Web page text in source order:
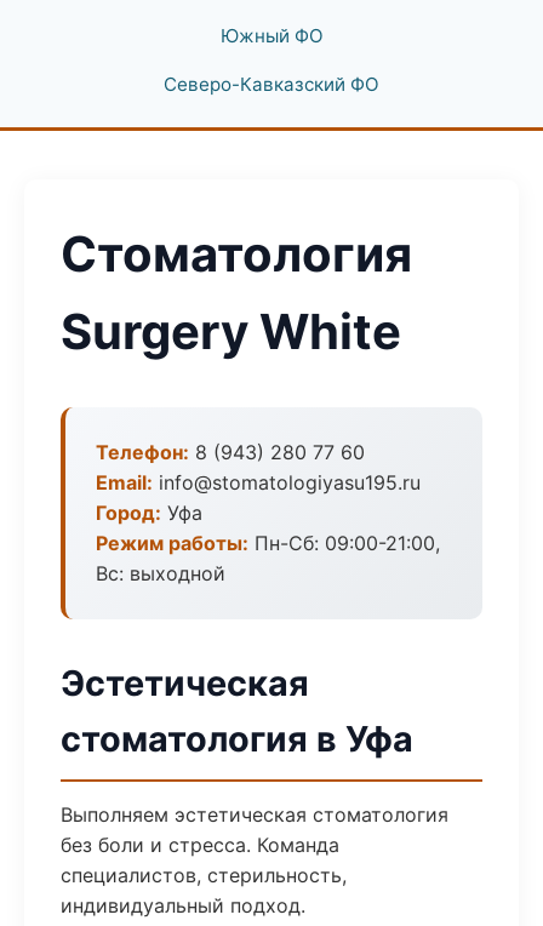
Южный ФО
Северо-Кавказский ФО
Стоматология
Surgery White
Телефон: 8 (943) 280 77 60
Email: info@stomatologiyasu195.ru
Город: Уфа
Режим работы: Пн-Сб: 09:00-21:00,
Вс: выходной
Эстетическая
стоматология в Уфа
Выполняем эстетическая стоматология
без боли и стресса. Команда
специалистов, стерильность,
индивидуальный подход.